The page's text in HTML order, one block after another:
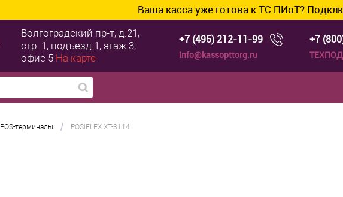
Ваша касса уже готова к ТС ПИоТ? Подключим и
Волгоградский пр-т, д.21,
стр. 1, подъезд 1, этаж 3,
офис 5 На карте
+7 (495) 212-11-99
info@kassopttorg.ru
+7
POS-терминалы / POSIFLEX XT-3114